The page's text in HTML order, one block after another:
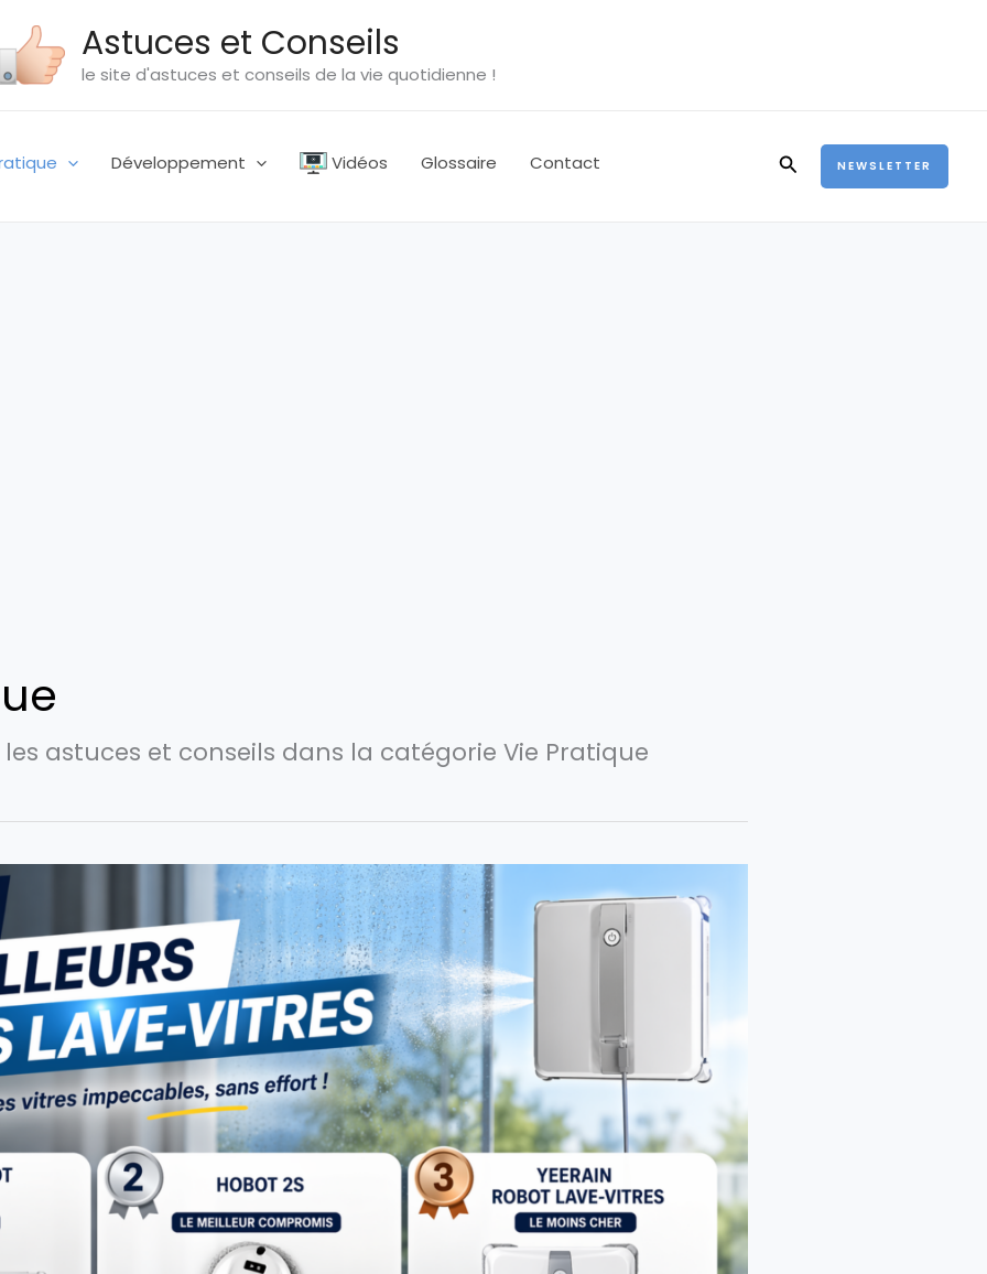
Astuces et Conseils
le site d'astuces et conseils de la vie quotidienne !
Développement Vidéos Glossaire Contact Rechercher
NEWSLETTER
astuces et conseils dans la catégorie Vie Pratique